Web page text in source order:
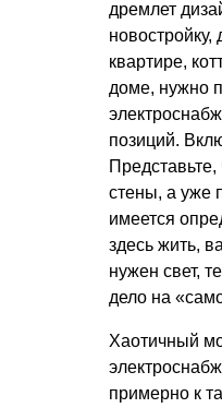
дремлет
новостройку,
квартире,
доме, нужно
позиций.
стены, а уже
имеется
здесь жить,
нужен свет,
дело на
Хаотичный
примерно к